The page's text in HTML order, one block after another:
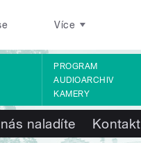
Více
PROGRAM
AUDIOARCHIV
KAMERY
naladíte Kontakt